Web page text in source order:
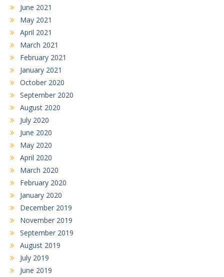
June 2021
May 2021
April 2021
March 2021
February 2021
January 2021
October 2020
September 2020
August 2020
July 2020
June 2020
May 2020
April 2020
March 2020
February 2020
January 2020
December 2019
November 2019
September 2019
August 2019
July 2019
June 2019